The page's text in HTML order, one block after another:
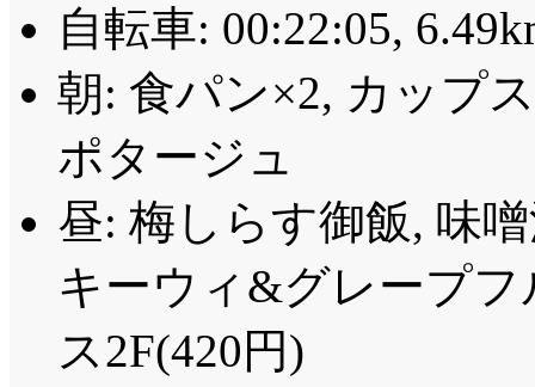
自転車: 00:22:05,
朝: 食パン×2, カップ
ポタージュ
昼: 梅しらす御飯, 味
キーウィ&グレープ
ス2F(420円)